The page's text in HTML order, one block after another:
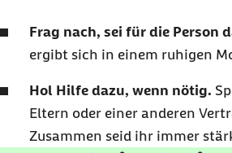
Frag nach, sei für die Person
ergibt sich in einem ruhigen
Hol Hilfe dazu, wenn nötig.
Eltern oder einer anderen
Zusammen seid ihr immer